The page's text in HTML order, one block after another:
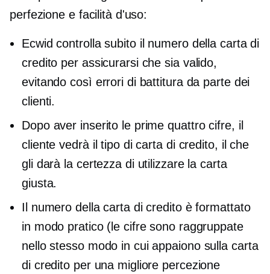
perfezione e facilità d'uso:
Ecwid controlla subito il numero della carta di
credito per assicurarsi che sia valido,
evitando così errori di battitura da parte dei
clienti.
Dopo aver inserito le prime quattro cifre, il
cliente vedrà il tipo di carta di credito, il che
gli darà la certezza di utilizzare la carta
giusta.
Il numero della carta di credito è formattato
in modo pratico (le cifre sono raggruppate
nello stesso modo in cui appaiono sulla carta
di credito per una migliore percezione